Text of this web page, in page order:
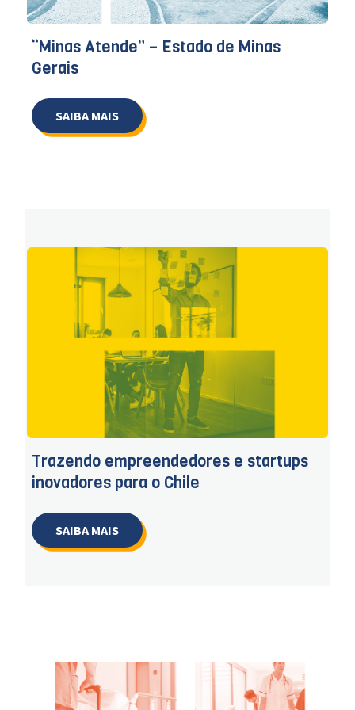
“Minas Atende” – Estado de Minas
Gerais
SAIBA MAIS
Trazendo empreendedores e startups
inovadores para o Chile
SAIBA MAIS